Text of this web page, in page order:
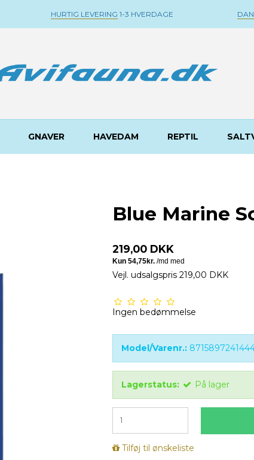
HURTIG LEVERING 1-3 HVERDAGE
GNAVER HAVEDAM REPTIL
Blue Marine
219,00 DKK
Vejl. udsalgspris 219,00 DKK
Ingen bedømmelse
Model/Varenr.:
Lagerstatus: På lager
Tilføj til ønskeliste